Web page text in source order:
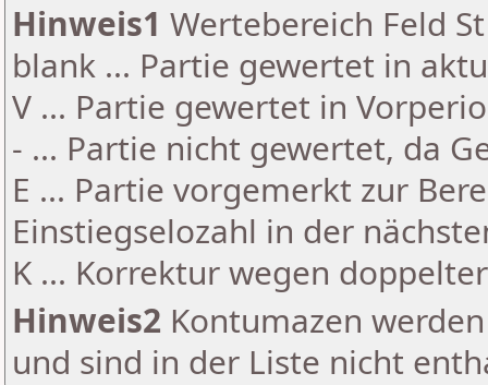
Hinweis1 Wertebereich Feld
blank ... Partie gewertet in
V ... Partie gewertet in
- ... Partie nicht gewertet, da
E ... Partie vorgemerkt zur
Einstiegselozahl in der
K ... Korrektur wegen
Hinweis2 Kontumazen
und sind in der Liste nicht